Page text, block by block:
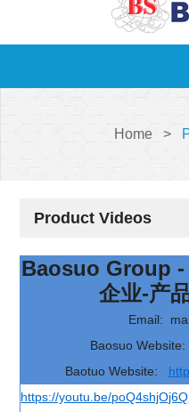
Home >
Product Videos
Baosuo Group -
企业-产
Email:
Baosuo Website:
Baotuo Website:
https://youtu.be/poQ4shjOj6Q